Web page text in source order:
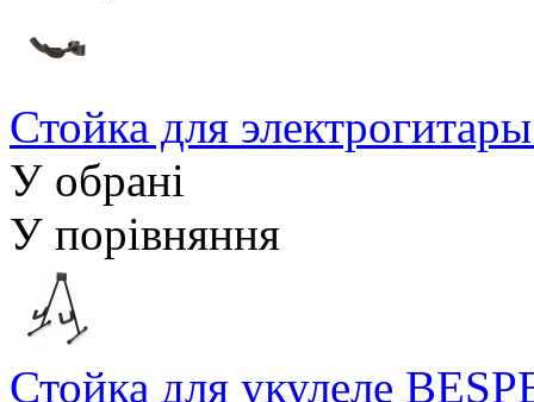
Стойка для
У обрані
У порівняння
Стойка для укулеле